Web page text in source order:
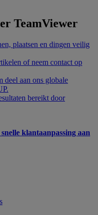
TeamViewer
plaatsen en dingen veilig
of neem contact op
deel aan ons globale
bereikt door
klantaanpassing aan